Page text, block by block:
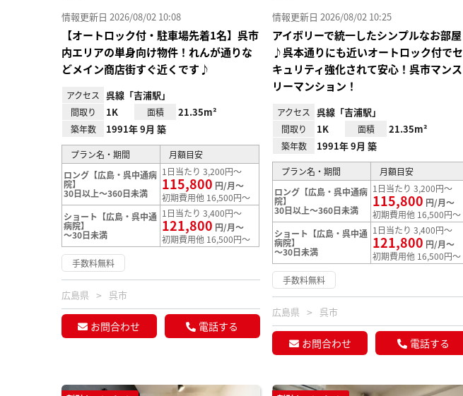
情報更新日 2026/08/02 10:08
【オートロック付・駐車場先着1名】呉市
内エリアの単身向け物件！れんが通りな
どメイン商店街すぐ近くです♪
アクセス 呉線「吉浦駅」
間取り 1K 面積 21.35m²
築年数 1991年 9月 築
プラン名・期間
月額目安
ロング【広島・呉中通病
院】
30日以上～360日未満
1日当たり 3,200円～
115,800 円/月～
初期費用他 16,500円～
ショート【広島・呉中通
病院】
～30日未満
1日当たり 3,400円～
121,800 円/月～
初期費用他 16,500円～
手数料無料
広島県 呉市
お問合わせ 電話する
情報更新日 2026/08/02 10:25
アイボリーで統一したシンプルなお部屋
♪呉本通りにも近いオートロック付でセ
キュリティ強化されて安心！呉市マンス
リーマンション！
アクセス 呉線「吉浦駅」
間取り 1K 面積 21.35m²
築年数 1991年 9月 築
プラン名・期間
月額目安
ロング【広島・呉中通病
院】
30日以上～360日未満
1日当たり 3,200円～
115,800 円/月～
初期費用他 16,500円～
ショート【広島・呉中通
病院】
～30日未満
1日当たり 3,400円～
121,800 円/月～
初期費用他 16,500円～
手数料無料
広島県 呉市
お問合わせ 電話する